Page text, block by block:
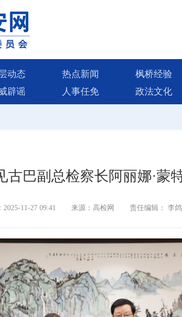
动态 热点新闻 枫桥经验
辟谣 人事任免 政法文化
古巴副总检察长阿丽娜·蒙
2025-11-27 09:41 来源：高检网 责任编辑： 李鸽